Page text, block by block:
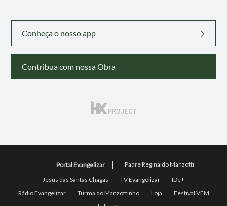
Conheça o nosso app
Contribua com nossa Obra